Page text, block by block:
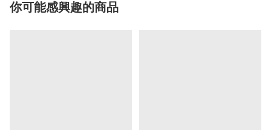
你可能感興趣的商品